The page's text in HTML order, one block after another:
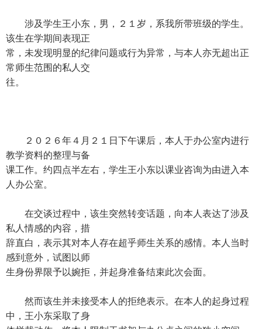
涉及学生王小东，男，２１岁，系我所带班级的学生。
该生在学期间表现正
常，未发现明显的纪律问题或行为异常，与本人亦无超出正
常师生范围的私人交
往。
２０２６年４月２１日下午课后，本人于办公室内进行
教学资料的整理与备
课工作。约四点半左右，学生王小东以课业咨询为由进入本
人办公室。
在交谈过程中，该生突然转变话题，向本人表达了涉及
私人情感的内容，措
辞直白，表示其对本人存在超乎师生关系的感情。本人当时
感到意外，试图以师
生身份界限予以婉拒，并起身准备结束此次会面。
然而该生并未接受本人的拒绝表示。在本人的起身过程
中，王小东采取了身